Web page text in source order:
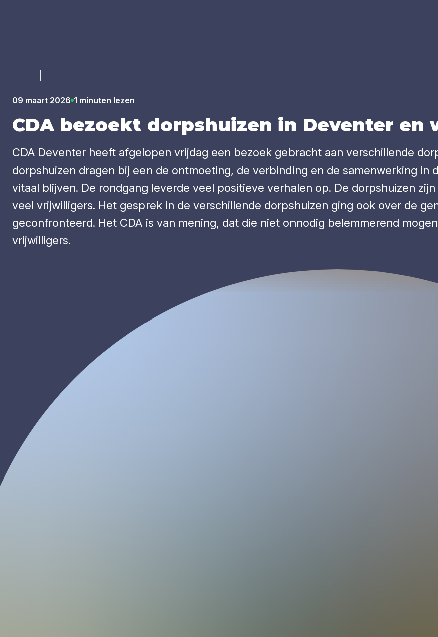
09 maart 2026 1 minuten lezen
CDAbezoekt dorps­hui­zen in Deven­ter en
CDA Deventer heeft afgelopen vrijdag een bezoek gebracht aan verschillende
dorpshuizen dragen bij een de ontmoeting, de verbinding en de samenwerking in
vitaal blijven. De rondgang leverde veel positieve verhalen op. De dorpshuizen
veel vrijwilligers. Het gesprek in de verschillende dorpshuizen ging ook over de
geconfronteerd. Het CDA is van mening, dat die niet onnodig belemmerend
vrijwilligers.